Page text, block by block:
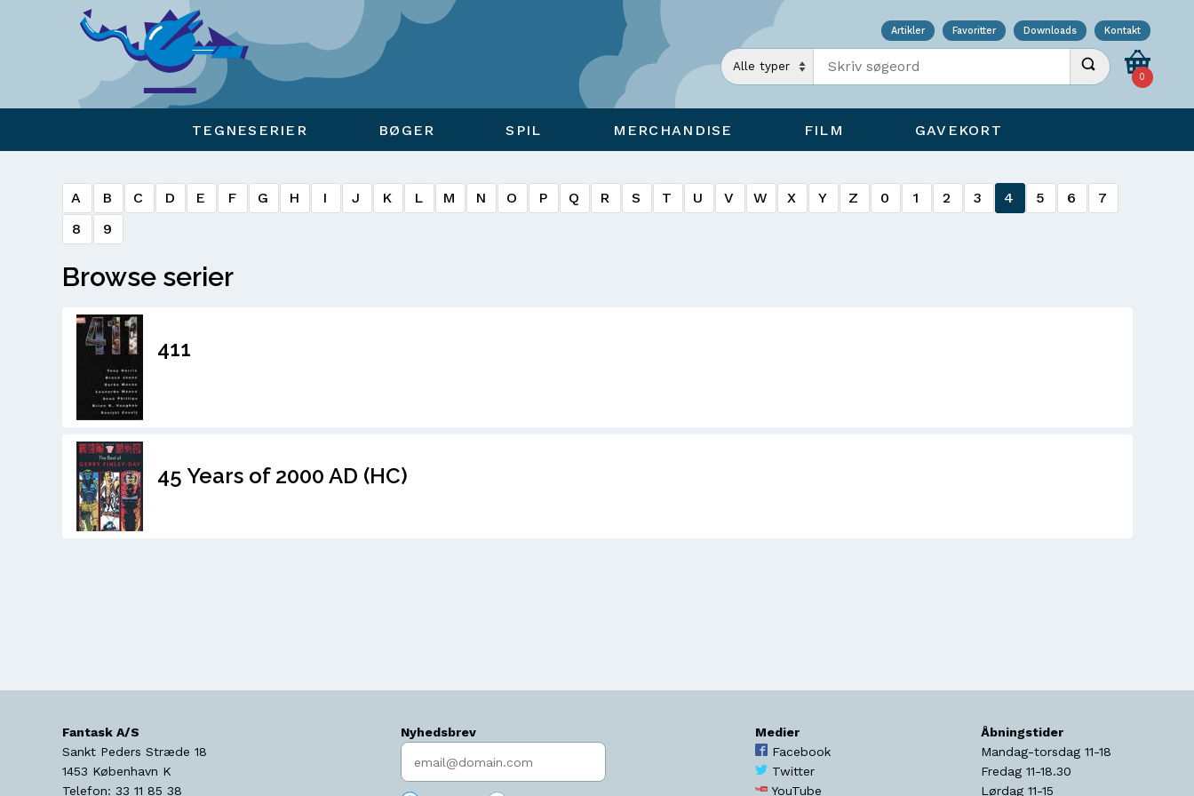
Artikler Favoritter Downloads Kontakt
Indtast søgeord Udfør søgning
0
TEGNESERIER BØGER SPIL MERCHANDISE FILM GAVEKORT
A B C D E F G H I J K L M N O P Q R S T U V W X Y Z 0 1 2 3 4 5 6
7
8
9
Browse serier
411
45 Years of 2000 AD (HC)
Fantask A/S
Sankt Peders Stræde 18
1453 København K
Telefon: 33 11 85 38
Nyhedsbrev
Indtast søgeord
Medier
Facebook
Twitter
YouTube
Åbningstider
Mandag-torsdag 11-18
Fredag 11-18.30
Lørdag 11-15
Viser overlay for indkøbskurv